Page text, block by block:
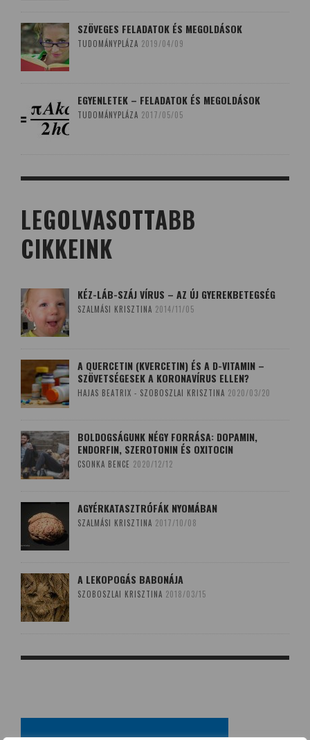
SZÖVEGES FELADATOK ÉS MEGOLDÁSOK
TUDOMÁNYPLÁZA 2019/04/09
EGYENLETEK – FELADATOK ÉS MEGOLDÁSOK
TUDOMÁNYPLÁZA 2017/05/05
LEGOLVASOTTABB
CIKKEINK
KÉZ-LÁB-SZÁJ VÍRUS – AZ ÚJ GYEREKBETEGSÉG
SZALMÁSI KRISZTINA 2014/11/05
A QUERCETIN (KVERCETIN) ÉS A D-VITAMIN –
SZÖVETSÉGESEK A KORONAVÍRUS ELLEN?
HAJAS BEATRIX - SZOBOSZLAI KRISZTINA 2020/03/20
BOLDOGSÁGUNK NÉGY FORRÁSA: DOPAMIN,
ENDORFIN, SZEROTONIN ÉS OXITOCIN
CSONKA BENCE 2020/12/12
AGYÉRKATASZTRÓFÁK NYOMÁBAN
SZALMÁSI KRISZTINA 2017/10/08
A LEKOPOGÁS BABONÁJA
SZOBOSZLAI KRISZTINA 2018/03/15